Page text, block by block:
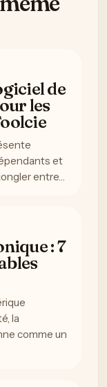
de
les
et
entre…
: 7
la
comme un